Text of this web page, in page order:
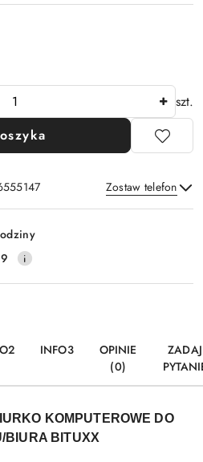
szt.
Zostaw telefon
Wyślij
INFO3
OPINIE
(0)
ZADAJ
KOMPUTEROWE DO
BIURA BITUXX